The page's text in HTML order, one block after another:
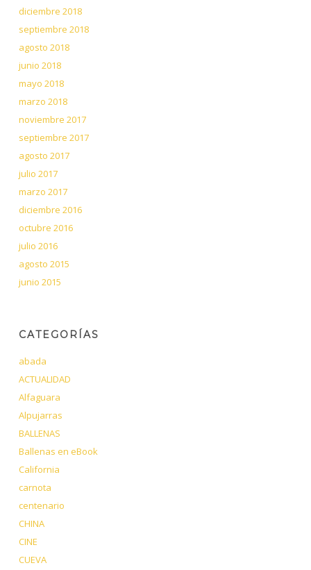
diciembre 2018
septiembre 2018
agosto 2018
junio 2018
mayo 2018
marzo 2018
noviembre 2017
septiembre 2017
agosto 2017
julio 2017
marzo 2017
diciembre 2016
octubre 2016
julio 2016
agosto 2015
junio 2015
CATEGORÍAS
abada
ACTUALIDAD
Alfaguara
Alpujarras
BALLENAS
Ballenas en eBook
California
carnota
centenario
CHINA
CINE
CUEVA